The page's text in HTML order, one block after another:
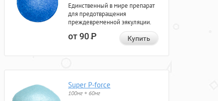
Единственный в мире препарат
для предотвращения
преждевременной эякуляции.
от 90Р Купить
Super P-force
100мг + 60мг